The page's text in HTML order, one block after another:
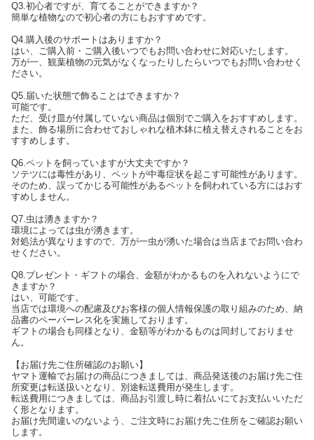
Q3.初心者ですが、育てることができますか？
簡単な植物なので初心者の方にもおすすめです。
Q4.購入後のサポートはありますか？
はい、ご購入前・ご購入後いつでもお問い合わせに対応いたします。
万が一、観葉植物の元気がなくなったりしたらいつでもお問い合わせく
ださい。
Q5.届いた状態で飾ることはできますか？
可能です。
ただ、受け皿が付属していない商品は個別でご購入をおすすめします。
また、飾る場所に合わせておしゃれな植木鉢に植え替えされることをお
すすめします。
Q6.ペットを飼っていますが大丈夫ですか？
ソテツには毒性があり、ペットが中毒症状を起こす可能性があります。
そのため、誤ってかじる可能性があるペットを飼われている方にはおす
すめしません。
Q7.虫は湧きますか？
環境によっては虫が湧きます。
対処法が異なりますので、万が一虫が湧いた場合は当店までお問い合わ
せください。
Q8.プレゼント・ギフトの場合、金額がわかるものを入れないようにで
きますか？
はい、可能です。
当店では環境への配慮及びお客様の個人情報保護の取り組みのため、納
品書のペーパーレス化を実施しております。
ギフトの場合も同様となり、金額等がわかるものは同封しておりませ
ん。
【お届け先ご住所確認のお願い】
ヤマト運輸でお届けの商品につきましては、商品発送後のお届け先ご住
所変更は転送扱いとなり、別途転送費用が発生します。
転送費用につきましては、商品お引渡し時に着払いにてお支払いいただ
く形となります。
お届け先間違いのないよう、ご注文時にお届け先ご住所をご確認お願い
します。